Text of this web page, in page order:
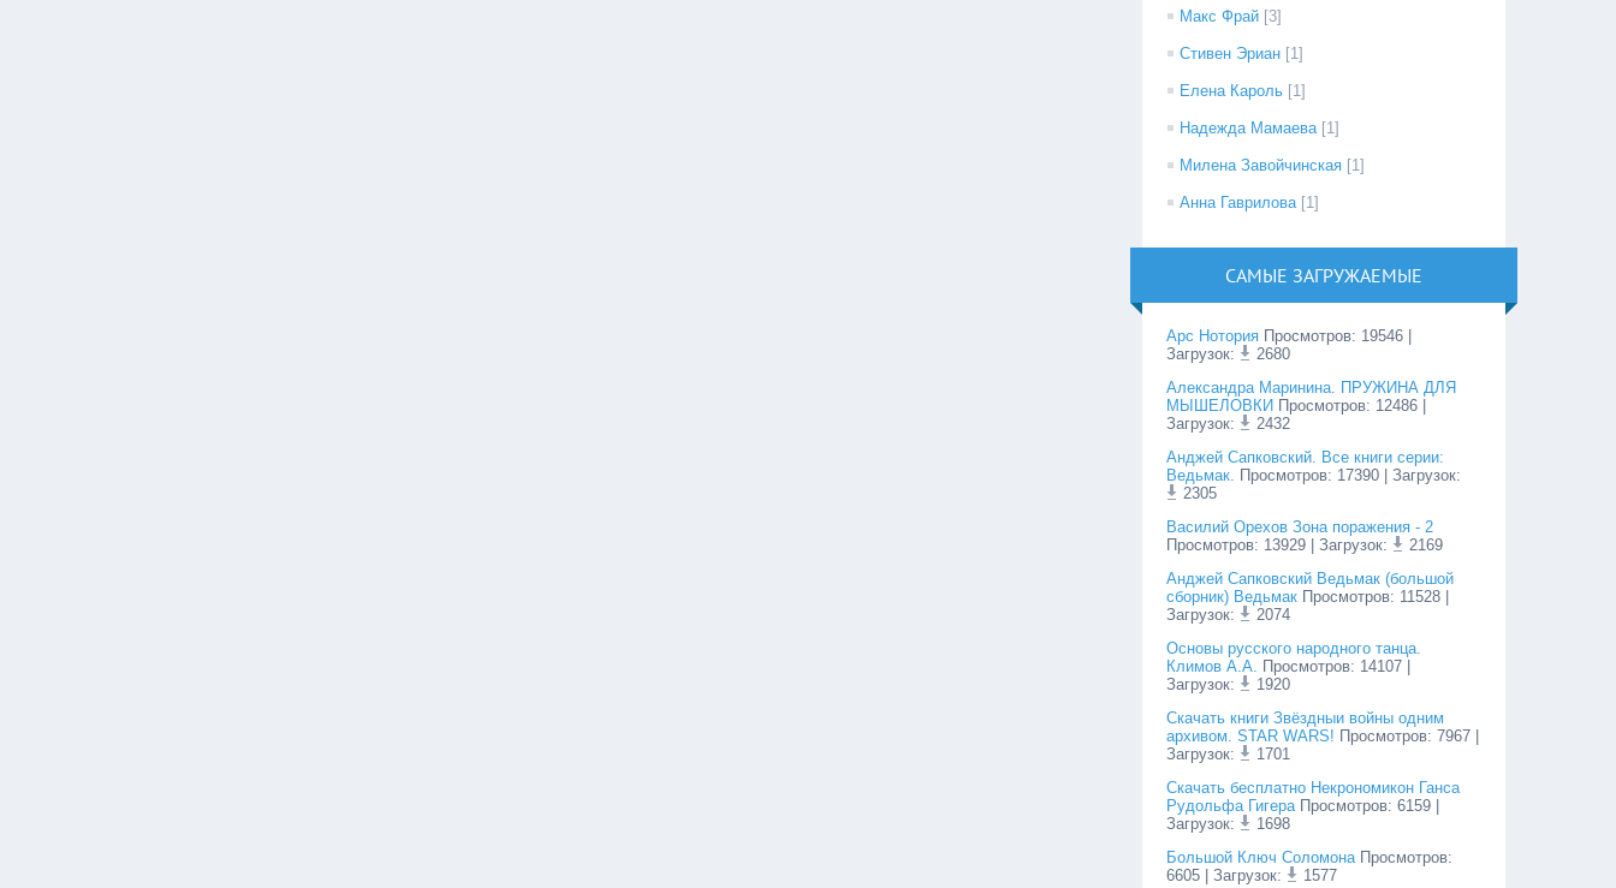
Макс Фрай [3]
Стивен Эриан [1]
Елена Кароль [1]
Надежда Мамаева [1]
Милена Завойчинская [1]
Анна Гаврилова [1]
САМЫЕ ЗАГРУЖАЕМЫЕ
Арс Нотория Просмотров: 19546
Загрузок:
2680
Александра Маринина. ПРУЖИНА ДЛЯ
МЫШЕЛОВКИ Просмотров: 12486
Загрузок:
2432
Анджей Сапковский. Все книги серии:
Ведьмак. Просмотров: 17390 | Загрузок:
2305
Василий Орехов Зона поражения - 2
Просмотров: 13929 | Загрузок:
2169
Анджей Сапковский Ведьмак (большой
сборник) Ведьмак Просмотров: 11528
Загрузок:
2074
Основы русского народного танца.
Климов А.А. Просмотров: 14107
Загрузок:
1920
Cкачать книги Звёздныи войны одним
архивом. STAR WARS! Просмотров:7967
Загрузок:
1701
Скачать бесплатно Некрономикон Ганса
Рудольфа Гигера Просмотров:6159
Загрузок:
1698
Большой Ключ Соломона Просмотров:
6605 | Загрузок: 1577